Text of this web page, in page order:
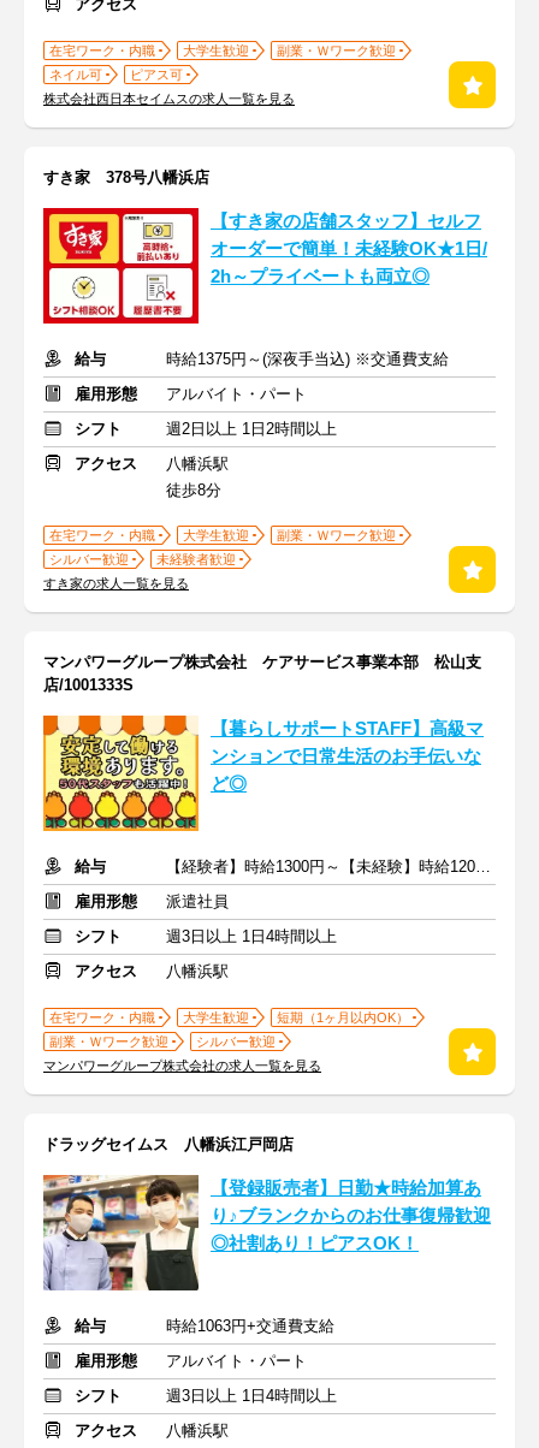
アクセス
在宅ワーク・内職 大学生歓迎
副業・Ｗワーク歓迎
ネイル可
ピアス可
株式会社西日本セイムスの求人一覧を見る
すき家 378号八幡浜店
【すき家の店舗スタッフ】セルフ
オーダーで簡単！未経験OK★1日/
2h～プライベートも両立◎
給与
時給1375円～(深夜手当込) ※交通費支給
雇用形態
アルバイト・パート
シフト
週2日以上 1日2時間以上
アクセス
八幡浜駅
徒歩8分
在宅ワーク・内職 大学生歓迎
副業・Ｗワーク歓迎
シルバー歓迎
未経験者歓迎
すき家の求人一覧を見る
マンパワーグループ株式会社 ケアサービス事業本部 松山支
店/1001333S
【暮らしサポートSTAFF】高級マ
ンションで日常生活のお手伝いな
ど◎
給与
【経験者】時給1300円～【未経験】時給1200円～ ※交通費全額
雇用形態
派遣社員
シフト
週3日以上 1日4時間以上
アクセス
八幡浜駅
在宅ワーク・内職 大学生歓迎
短期（1ヶ月以内OK）
副業・Ｗワーク歓迎
シルバー歓迎
マンパワーグループ株式会社の求人一覧を見る
ドラッグセイムス 八幡浜江戸岡店
【登録販売者】日勤★時給加算あ
り♪ブランクからのお仕事復帰歓迎
◎社割あり！ピアスOK！
給与
時給1063円+交通費支給
雇用形態
アルバイト・パート
シフト
週3日以上 1日4時間以上
アクセス
八幡浜駅